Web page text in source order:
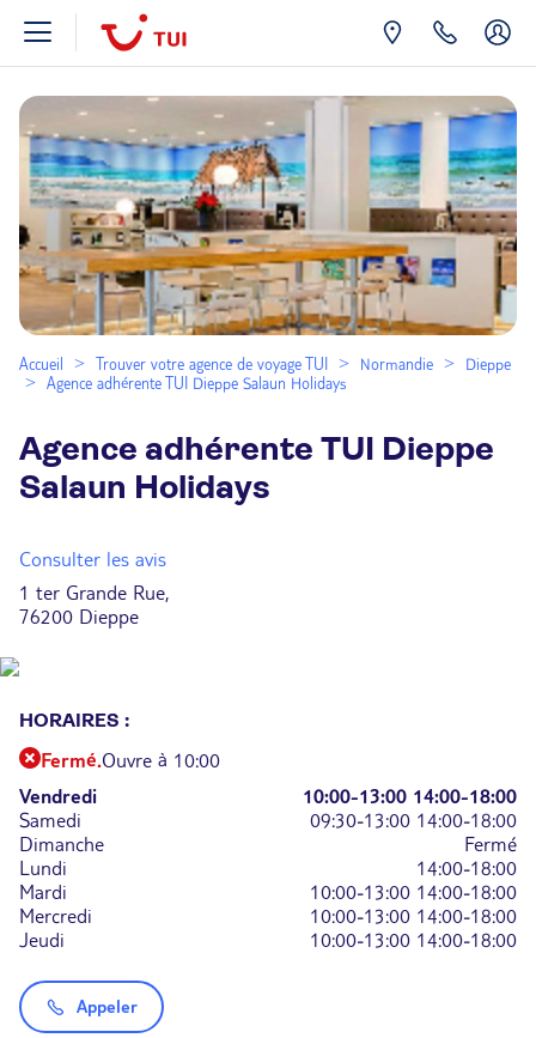
Accueil Trouver votre agence de voyage TUI Normandie
Dieppe
Agence adhérente TUI Dieppe Salaun Holidays
Agence adhérente TUI Dieppe
Salaun Holidays
Consulter les avis
1 ter Grande Rue,
76200 Dieppe
HORAIRES :
Fermé.Ouvre à 10:00
Vendredi
10:00-13:00 14:00-18:00
Samedi
09:30-13:00 14:00-18:00
Dimanche
Fermé
Lundi
14:00-18:00
Mardi
10:00-13:00 14:00-18:00
Mercredi
10:00-13:00 14:00-18:00
Jeudi
10:00-13:00 14:00-18:00
Appeler